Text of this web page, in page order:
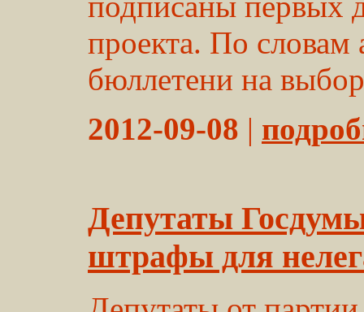
проекта. По словам
бюллетени на
2012-09-08 |
Депутаты
штрафы для